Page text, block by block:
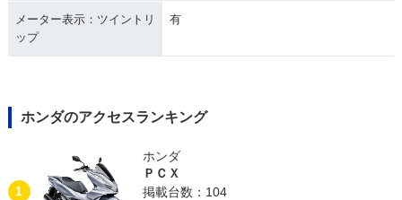
メーター表示：ツイントリ
ップ
有
ホンダのアクセスランキング
1
ホンダ
ＰＣＸ
掲載台数：104